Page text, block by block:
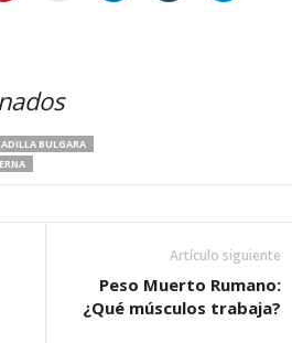
BULGARA
Artículo siguiente
Peso Muerto Rumano:
¿Qué músculos trabaja?